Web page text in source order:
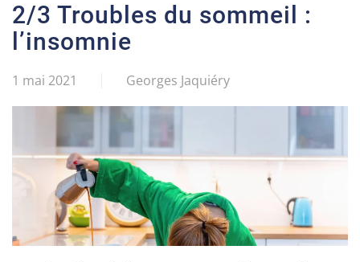
2/3 Troubles du sommeil :
l’insomnie
1 mai 2021 Georges Jaquiéry